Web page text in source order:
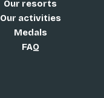
Our resorts
Our activities
Medals
FAQ